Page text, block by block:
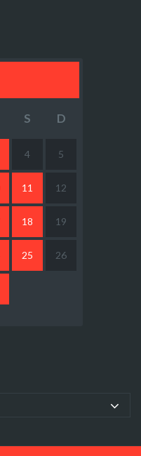
S D
4 5
11 12
18 19
25 26